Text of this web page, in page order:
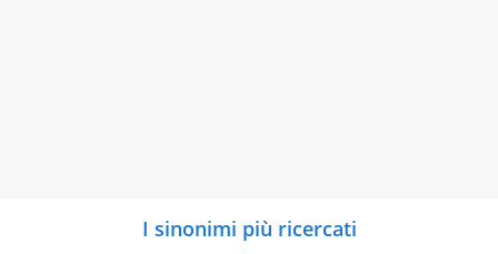
I sinonimi più ricercati